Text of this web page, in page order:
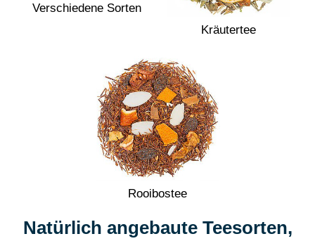
Verschiedene Sorten
Kräutertee
Rooibostee
Natürlich angebaute Teesorten,